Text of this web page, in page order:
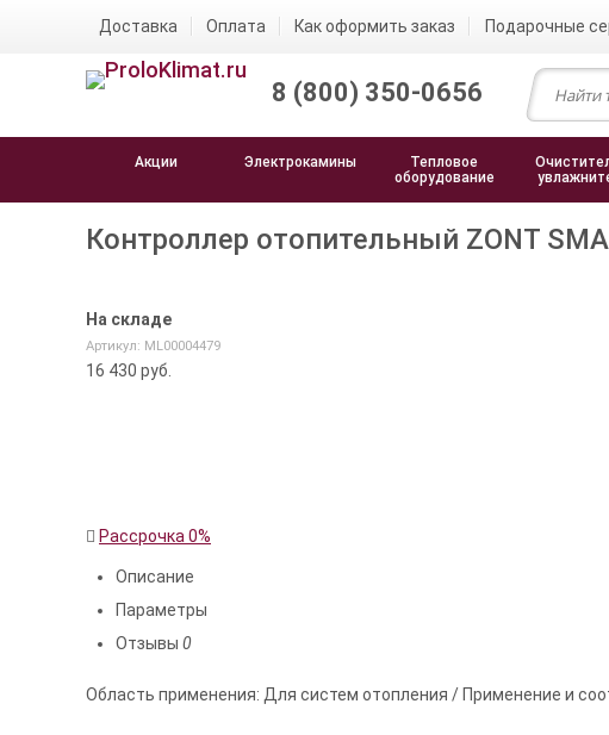
Доставка Оплата Как оформить заказ Подарочные
8 (800) 350-0656
Акции Электрокамины
Тепловое
оборудование
Контроллер отопительный ZONT
На складе
Артикул: ML00004479
16 430 руб.
Рассрочка 0%
Описание
Параметры
Отзывы 0
Область применения: Для систем отопления / Применение и